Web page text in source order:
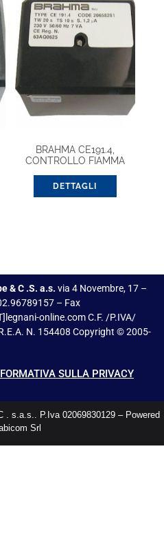
BRAHMA CE191.4,
CONTROLLO FIAMMA
DETTAGLI
& C .S. a.s. via 4 Novembre, 17 –
– Fax
online.com C.F. /P.IVA/
N. 154408 Copyright © 2005-
SULLA PRIVACY
. s.a.s.. P.Iva 02069830129 – Powered
Srl